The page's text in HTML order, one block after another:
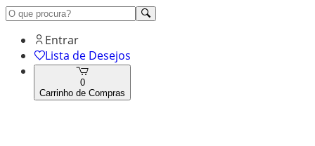
Entrar
Lista de Desejos
0
Carrinho de Compras